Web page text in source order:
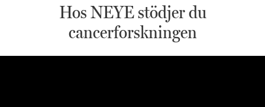
Hos NEYE stödjer du
cancerforskningen